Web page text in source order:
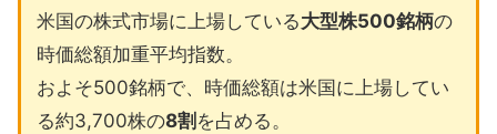
米国の株式市場に上場している大型株500銘柄の
時価総額加重平均指数。
およそ500銘柄で、時価総額は米国に上場してい
る約3,700株の8割 を占める。